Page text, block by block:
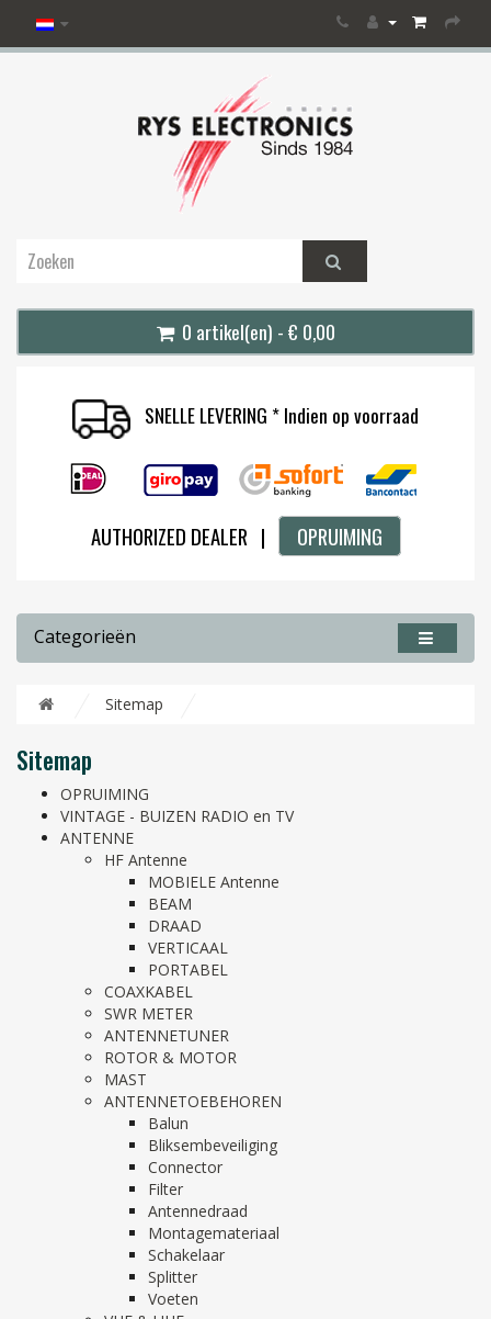
0 artikel(en) - € 0,00
SNELLE LEVERING * Indien op voorraad
AUTHORIZED DEALER | OPRUIMING
Categorieën
Sitemap
Sitemap
OPRUIMING
VINTAGE - BUIZEN RADIO en TV
ANTENNE
HF Antenne
MOBIELE Antenne
BEAM
DRAAD
VERTICAAL
PORTABEL
COAXKABEL
SWR METER
ANTENNETUNER
ROTOR & MOTOR
MAST
ANTENNETOEBEHOREN
Balun
Bliksembeveiliging
Connector
Filter
Antennedraad
Montagemateriaal
Schakelaar
Splitter
Voeten